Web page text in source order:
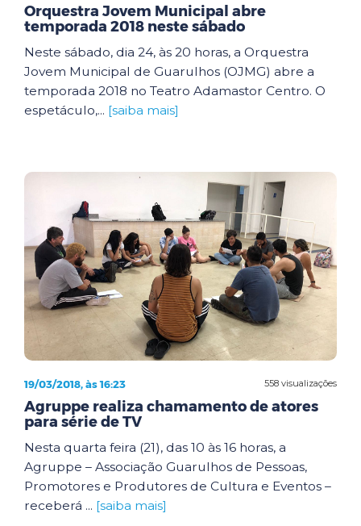
Orquestra Jovem Municipal abre
temporada 2018 neste sábado
Neste sábado, dia 24, às 20 horas, a Orquestra
Jovem Municipal de Guarulhos (OJMG) abre a
temporada 2018 no Teatro Adamastor Centro. O
espetáculo,... [saiba mais]
558 visualizações
19/03/2018, às 16:23
Agruppe realiza chamamento de atores
para série de TV
Nesta quarta feira (21), das 10 às 16 horas, a
Agruppe – Associação Guarulhos de Pessoas,
Promotores e Produtores de Cultura e Eventos –
receberá ... [saiba mais]